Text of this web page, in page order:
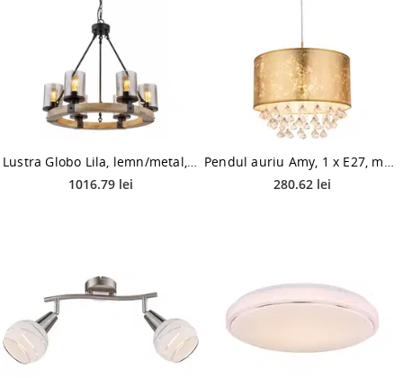
Lustra Globo Lila, lemn/metal, 6 x E27, 60 W, maro/negru, diametru 590, inaltime 980 mm
1016.79 lei
Pendul auriu Amy, 1 x E27, max 60W
280.62 lei